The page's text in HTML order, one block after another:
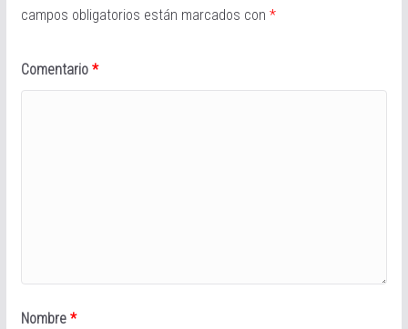
campos obligatorios están marcados con *
Comentario *
Nombre *